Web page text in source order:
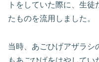
トをしていた際に、生
たものを流用しました。
当時、あごひげアザラシ